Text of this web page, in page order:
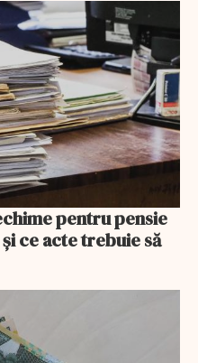
pentru pensie
ce acte trebuie să